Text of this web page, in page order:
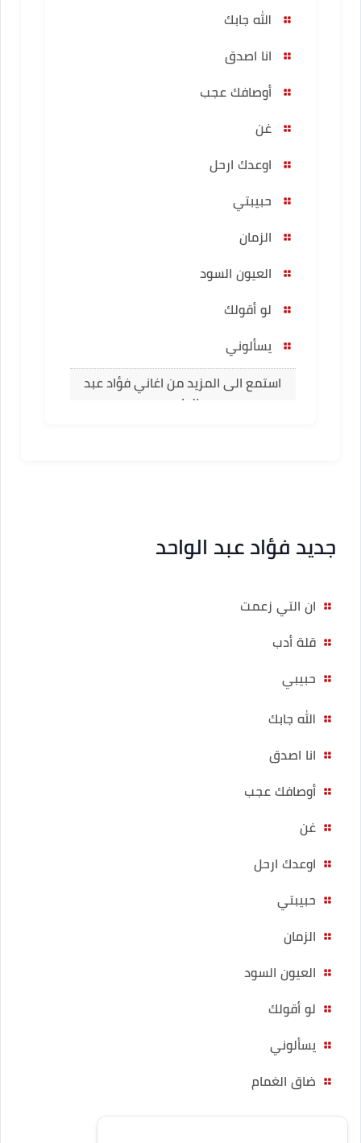
الله جابك
انا اصدق
أوصافك عجب
غن
اوعدك ارحل
حبيبتي
الزمان
العيون السود
لو أقولك
يسألوني
استمع الى المزيد من اغاني فؤاد عبد
الواحد
جديد فؤاد عبد الواحد
ان التي زعمت
قلة أدب
حبيبي
الله جابك
انا اصدق
أوصافك عجب
غن
اوعدك ارحل
حبيبتي
الزمان
العيون السود
لو أقولك
يسألوني
ضاق الغمام